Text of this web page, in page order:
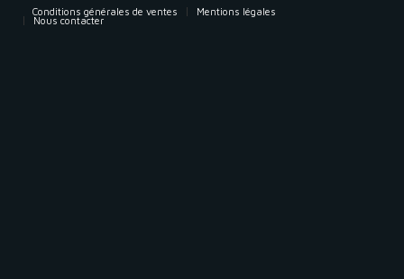
Conditions générales de ventes
Mentions légales
Nous contacter